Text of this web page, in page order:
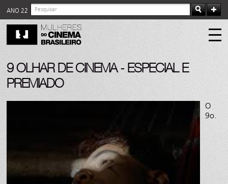
ANO 22
9 OLHAR DE CINEMA - ESPECIAL E
PREMIADO
O
9o.